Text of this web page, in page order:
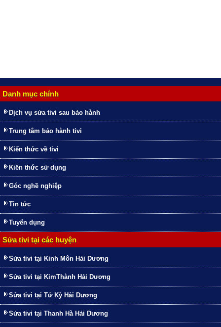
Danh mục chính
Dịch vụ sửa tivi sau bảo hành
Trung tâm bảo hành tivi
Kiến thức về tivi
Kiến thức sử dụng
Góc nghề nghiệp
Tin tức
Tuyển dụng
Sửa tivi tại các huyện
Sửa tivi tại Kinh Môn Hải Dương
Sửa tivi tại KimThành Hải Dương
Sửa tivi tại Tứ Kỳ Hải Dương
Sửa tivi tại Thanh Hà Hải Dương